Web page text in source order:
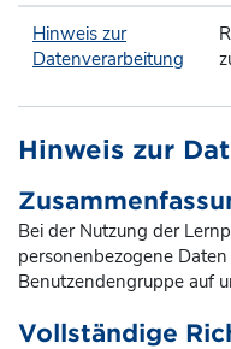
Hinweis zur
Datenverarbeitung
Hinweis zur
Bei der Nutzung der
personenbezogene
Benutzendengruppe auf
Vollständige